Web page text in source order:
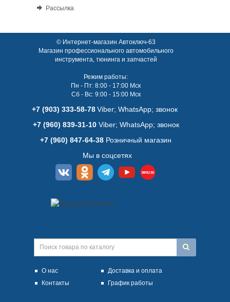
Рассылка
© Интернет-магазин Автоключ-63
Магазин профессионального автомобильного
инструмента, тюнинга и запчастей
Режим работы:
Пн - Пт: 8:00 - 17:00 Мск
Сб - Вс: 9:00 - 15:00 Мск
+7 (903) 333-58-78 Viber; WhatsАpp; звонок
+7 (960) 839-31-10Viber; WhatsАpp; звонок
+7 (960) 847-64-38 Розничный магазин
Мы в соцсетях
О нас
Доставка и оплата
Контакты
График работы